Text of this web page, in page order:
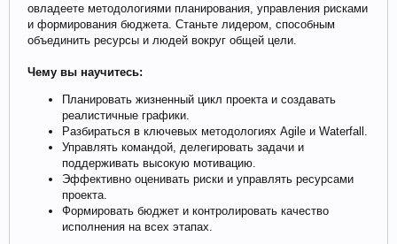
овладеете методологиями планирования, управления рисками
и формирования бюджета. Станьте лидером, способным
объединить ресурсы и людей вокруг общей цели.
Чему вы научитесь:
Планировать жизненный цикл проекта и создавать
реалистичные графики.
Разбираться в ключевых методологиях Agile и Waterfall.
Управлять командой, делегировать задачи и
поддерживать высокую мотивацию.
Эффективно оценивать риски и управлять ресурсами
проекта.
Формировать бюджет и контролировать качество
исполнения на всех этапах.